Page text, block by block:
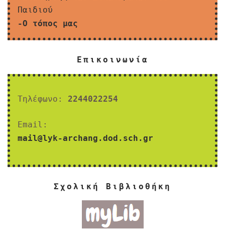
Παιδιού
-Ο τόπος μας
Επικοινωνία
Τηλέφωνο: 2244022254
Email:
mail@lyk-archang.dod.sch.gr
Σχολική Βιβλιοθήκη